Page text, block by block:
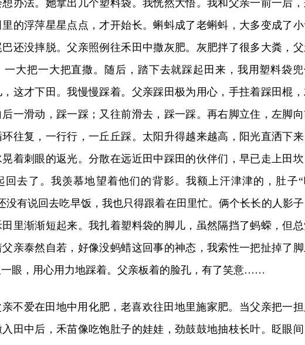
办法。她拿出几个塑料袋。我恍然大悟。我和父亲一前一后
的浮萍星星点点，才开始长。蝌蚪成了老蝌蚪，大多变成了
还没摔脱。父亲照例往禾田中撒灰肥。灰肥拌了很多大粪，
一大把一大把直撒。随后，踏下去就踩起田来，我用塑料袋兜
这才下田。我慢慢踩着。父亲踩田极为用心，手拄着踩田棍
一滑动，踩一踩；又往前滑去，踩一踩。再右脚立住，左脚
往复，一行行，一丘丘踩。太阳升得越来越高，阳光直洒下来
着刺眼的返光。分散在远近田中踩田的伙伴们，早已走上田坎
回去了。我羡慕地望着他们的背影。我额上汗津津的，肚子
没有说回去吃早饭，我也只得跟着在田里忙。俩个长长的人影子
里渐渐短起来。我扎着塑料袋的脚儿，虽然隔挡了蚂蝾，但
亲泰然自若，好像没蚂蜡这回事的神态，我索性一把扯掉了
眼，用心用力地踩着。父亲板着的脸孔，有了笑意……
不爱在田地中用化肥，老喜欢往田地里施家肥。当父亲把一担
田中后，禾苗像吃饱肚子的娃娃，劲鼓鼓地抽枝长叶。眨眼间